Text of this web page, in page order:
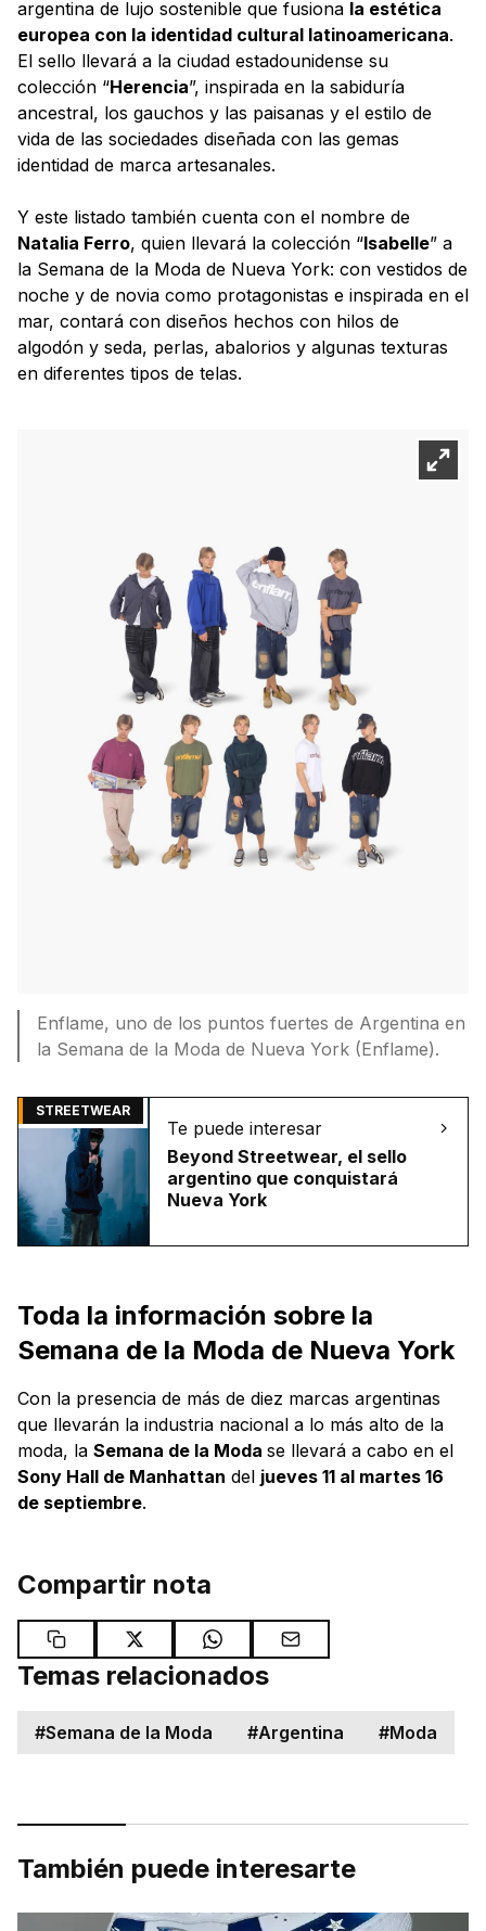
argentina de lujo sostenible que fusiona la estética
europea con la identidad cultural latinoamericana.
El sello llevará a la ciudad estadounidense su
colección “Herencia”, inspirada en la sabiduría
ancestral, los gauchos y las paisanas y el estilo de
vida de las sociedades diseñada con las gemas
identidad de marca artesanales.
Y este listado también cuenta con el nombre de
Natalia Ferro, quien llevará la colección “Isabelle” a
la Semana de la Moda de Nueva York: con vestidos de
noche y de novia como protagonistas e inspirada en el
mar, contará con diseños hechos con hilos de
algodón y seda, perlas, abalorios y algunas texturas
en diferentes tipos de telas.
Enflame, uno de los puntos fuertes de Argentina en
la Semana de la Moda de Nueva York (Enflame).
STREETWEAR
Te puede interesar
Beyond Streetwear, el sello
argentino que conquistará
Nueva York
Toda la información sobre la
Semana de la Moda de Nueva York
Con la presencia de más de diez marcas argentinas
que llevarán la industria nacional a lo más alto de la
moda, la Semana de la Moda se llevará a cabo en el
Sony Hall de Manhattan del jueves 11 al martes 16
de septiembre.
Compartir nota
Temas relacionados
#Semana de la Moda #Argentina #Moda
También puede interesarte